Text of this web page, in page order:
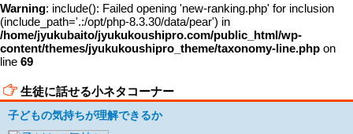
Warning: include(): Failed opening 'new-ranking.php' for inclusion
(include_path='.:/opt/php-8.3.30/data/pear') in
/home/jyukubaito/jyukukoushipro.com/public_html/wp-
content/themes/jyukukoushipro_theme/taxonomy-line.php on
line 69
生徒に話せる小ネタコーナー
子どもの気持ちが理解できるか